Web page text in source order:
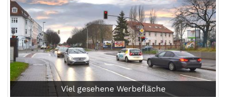
Viel gesehene Werbefläche